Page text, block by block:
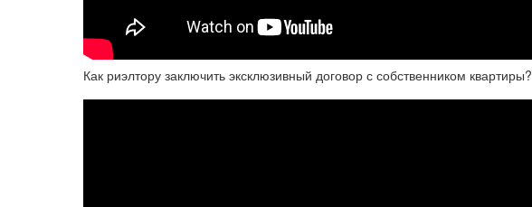
Как риэлтору заключить эксклюзивный договор с собственником квартиры?